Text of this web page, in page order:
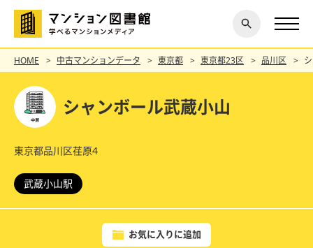
探す
閉じ
る
HOME 中古マンションデータ 東京都 東京都23区 品川区
シャンボール武蔵小山
東京都品川区荏原4
武蔵小山駅
お気に入りに追加